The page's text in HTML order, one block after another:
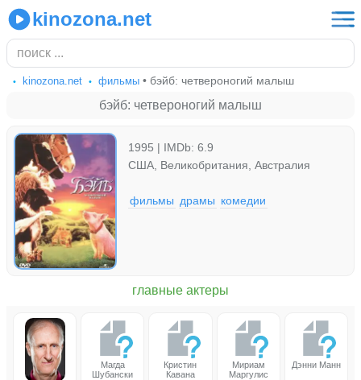
kinozona.net
kinozona.net фильмы • бэйб: четвероногий малыш
бэйб: четвероногий малыш
1995 | IMDb: 6.9
США, Великобритания, Австралия
фильмы драмы комедии
главные актеры
Магда
Шубански
Кристин
Кавана
Мириам
Маргулис
Дэнни Манн